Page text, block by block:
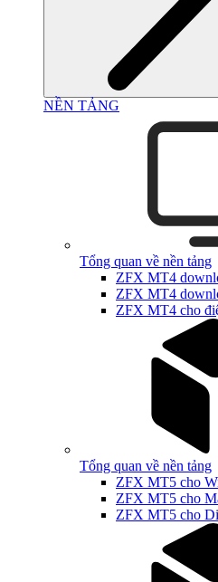
NỀN TẢNG
Tổng quan về nền tảng
ZFX MT4
ZFX MT4
ZFX MT4 cho
Tổng quan về nền tảng
ZFX MT5 cho
ZFX MT5 cho
ZFX MT5 cho